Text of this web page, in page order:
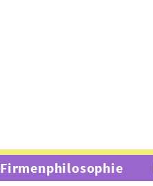
Firmenphilosophie